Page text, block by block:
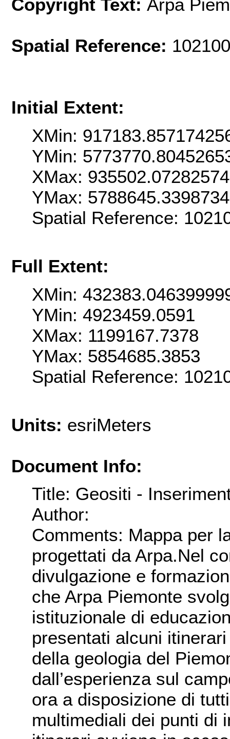
Copyright Text: Arpa
Spatial Reference:
Initial Extent:
XMin:
YMin:
XMax:
YMax:
Spatial Reference:
Full Extent:
XMin:
YMin: 4923459.0591
XMax: 1199167.7378
YMax: 5854685.3853
Spatial Reference:
Units: esriMeters
Document Info:
Title: Geositi -
Author:
Comments: Mappa per
progettati da Arpa.Nel
divulgazione e
che Arpa Piemonte
istituzionale di
presentati alcuni
della geologia del
dall’esperienza sul
ora a disposizione di
multimediali dei punti di